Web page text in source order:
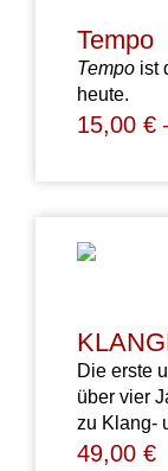
Tempo
Tempoist
heute.
15,00 €
Die erste
über vier
zu Klang-
49,00 €